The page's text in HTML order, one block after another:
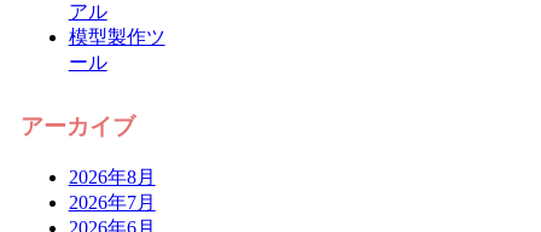
アル
模型製作ツ
ール
アーカイブ
2026年8月
2026年7月
2026年6月